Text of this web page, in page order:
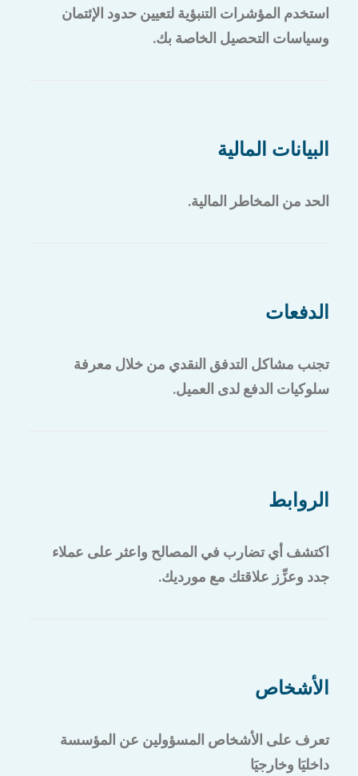
استخدم المؤشرات التنبؤية لتعيين حدود الإئتمان
وسياسات التحصيل الخاصة بك.
البيانات المالية
الحد من المخاطر المالية.
الدفعات
تجنب مشاكل التدفق النقدي من خلال معرفة
سلوكيات الدفع لدى العميل.
الروابط
اكتشف أي تضارب في المصالح واعثر على عملاء
جدد وعزِّز علاقتك مع مورديك.
الأشخاص
تعرف على الأشخاص المسؤولين عن المؤسسة
داخليَا وخارجيَا